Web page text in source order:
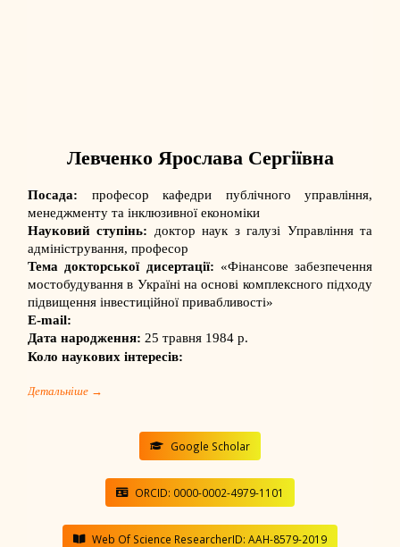
Левченко Ярослава Сергіївна
Посада: професор кафедри публічного управління,
менеджменту та інклюзивної економіки
Науковий ступінь: доктор наук з галузі Управління та
адміністрування, професор
Тема докторської дисертації: «Фінансове забезпечення
мостобудування в Україні на основі комплексного підходу
підвищення інвестиційної привабливості»
E-mail:
Дата народження: 25 травня 1984 р.
Коло наукових інтересів:
Детальніше →
Google Scholar
ORCID: 0000-0002-4979-1101
Web Of Science ResearcherID: AAH-8579-2019